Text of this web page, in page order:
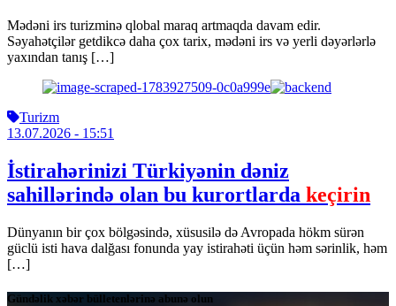
Mədəni irs turizminə qlobal maraq artmaqda davam edir.
Səyahətçilər getdikcə daha çox tarix, mədəni irs və yerli dəyərlərlə
yaxından tanış […]
Turizm
13.07.2026 - 15:51
İstirahərinizi Türkiyənin dəniz
sahillərində olan bu kurortlarda keçirin
Dünyanın bir çox bölgəsində, xüsusilə də Avropada hökm sürən
güclü isti hava dalğası fonunda yay istirahəti üçün həm sərinlik, həm
[…]
Gündəlik xəbər bülletenlərinə abunə olun